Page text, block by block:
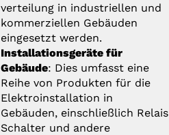
verteilung in industriellen und
kommerziellen Gebäuden
eingesetzt werden.
Installationsgeräte für
Gebäude: Dies umfasst eine
Reihe von Produkten für die
Elektroinstallation in
Gebäuden, einschließlich
Schalter und andere